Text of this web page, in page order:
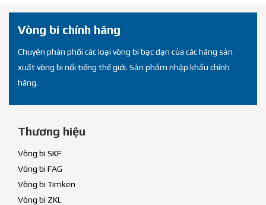
Vòng bi chính hãng
Chuyên phân phối các loại vòng bi bạc đạn của các hãng sản
xuất vòng bi nổi tiếng thế giới. Sản phẩm nhập khẩu chính
hãng.
Thương hiệu
Vòng bi SKF
Vòng bi FAG
Vòng bi Timken
Vòng bi ZKL